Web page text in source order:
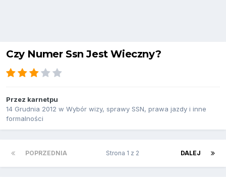
Czy Numer Ssn Jest Wieczny?
Przez karnetpu
14 Grudnia 2012 w Wybór wizy, sprawy SSN, prawa jazdy i inne
formalności
POPRZEDNIA DALEJ
Strona 1 z 2